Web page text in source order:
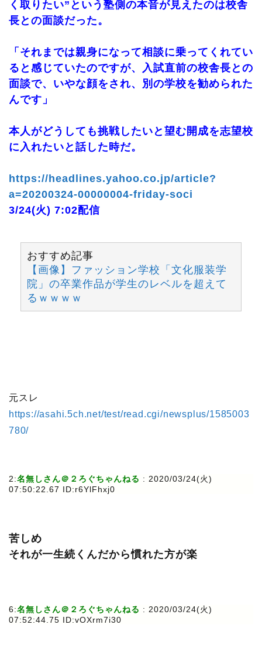
く取りたい”という塾側の本音が見えたのは校舎
長との面談だった。
「それまでは親身になって相談に乗ってくれてい
ると感じていたのですが、入試直前の校舎長との
面談で、いやな顔をされ、別の学校を勧められた
んです」
本人がどうしても挑戦したいと望む開成を志望校
に入れたいと話した時だ。
https://headlines.yahoo.co.jp/article?
a=20200324-00000004-friday-soci
3/24(火) 7:02配信
おすすめ記事
【画像】ファッション学校「文化服装学
院」の卒業作品が学生のレベルを超えて
るｗｗｗｗ
元スレ
https://asahi.5ch.net/test/read.cgi/newsplus/1585003
780/
2:名無しさん＠２ろぐちゃんねる : 2020/03/24(火)
07:50:22.67 ID:r6YlFhxj0
苦しめ
それが一生続くんだから慣れた方が楽
6:名無しさん＠２ろぐちゃんねる : 2020/03/24(火)
07:52:44.75 ID:vOXrm7i30